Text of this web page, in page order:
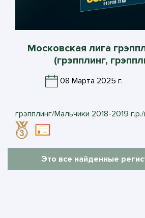
Московская лига
(грэпплинг,
08 Марта 2025 г.
грэпплинг/Мальчики 2018-2019
Это все найденные